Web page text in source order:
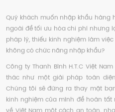
Quý khách muốn nhập khẩu hàng
ngoài để tối ưu hóa chi phí nhưng
pháp lý, thiếu kinh nghiệm làm
không có chức năng nhập khẩu?
Công ty Thanh Bình H.T.C Việt
thác như một giải pháp toàn
Chúng tôi sẽ đứng ra thay mặt
kinh nghiệm của mình để hoàn
về Việt Nam một cách an toàn,